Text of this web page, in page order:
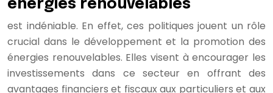
énergies renouvelables
est indéniable. En effet, ces politiques jouent un rôle
crucial dans le développement et la promotion des
énergies renouvelables. Elles visent à encourager les
investissements dans ce secteur en offrant des
avantages financiers et fiscaux aux particuliers et aux